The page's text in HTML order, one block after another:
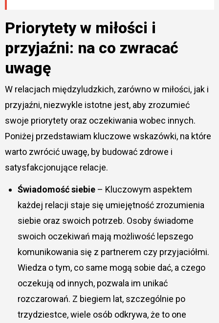
Priorytety w miłości i
przyjaźni: na co zwracać
uwagę
W relacjach międzyludzkich, zarówno w miłości, jak i
przyjaźni, niezwykle istotne jest, aby zrozumieć
swoje priorytety oraz oczekiwania wobec innych.
Poniżej przedstawiam kluczowe wskazówki, na które
warto zwrócić uwagę, by budować zdrowe i
satysfakcjonujące relacje.
Świadomość siebie– Kluczowym aspektem
każdej relacji staje się umiejętność zrozumienia
siebie oraz swoich potrzeb. Osoby świadome
swoich oczekiwań mają możliwość lepszego
komunikowania się z partnerem czy przyjaciółmi.
Wiedza o tym, co same mogą sobie dać, a czego
oczekują od innych, pozwala im unikać
rozczarowań. Z biegiem lat, szczególnie po
trzydziestce, wiele osób odkrywa, że to one